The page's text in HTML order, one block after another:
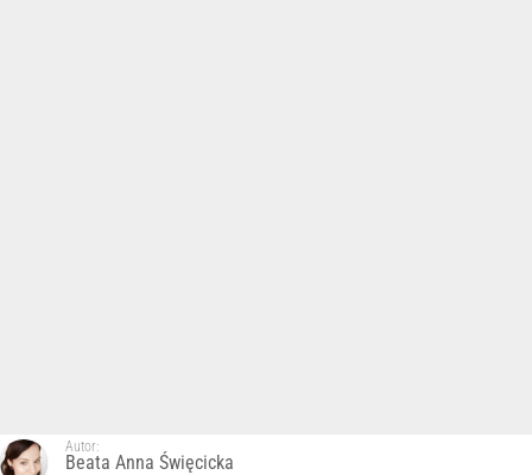
Autor:
Beata Anna Święcicka